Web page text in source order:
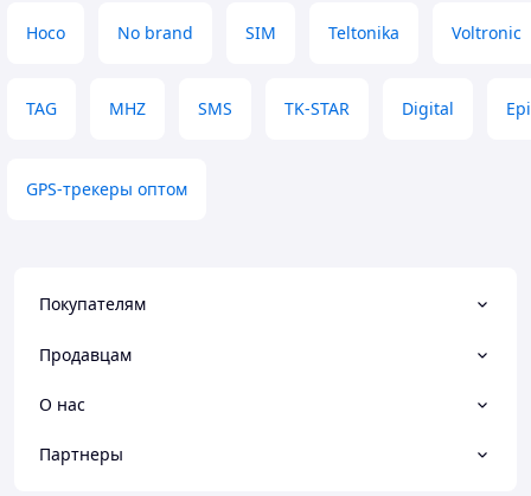
зрозуміти як
поганий
Hoco No brand SIM Teltonika Voltronic
TAG MHZ SMS TK-STAR Digital
GPS-трекеры оптом
Покупателям
Продавцам
О нас
Партнеры